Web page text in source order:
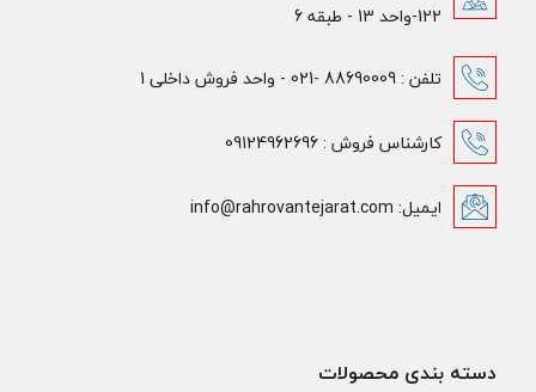
122-واحد 13 - طبقه 6
تلفن : 88690009 -021 - واحد فروش داخلی 1
کارشناس فروش : 09124962696
ایمیل: info@rahrovantejarat.com
دسته بندی محصولات